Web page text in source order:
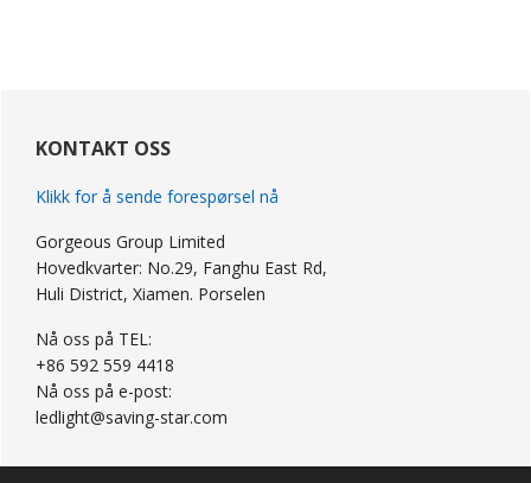
Sidebar
KONTAKT OSS
Klikk for å sende forespørsel nå
Gorgeous Group Limited
Hovedkvarter: No.29, Fanghu East Rd,
Huli District, Xiamen. Porselen
Nå oss på TEL:
+86 592 559 4418
Nå oss på e-post:
ledlight@saving-star.com